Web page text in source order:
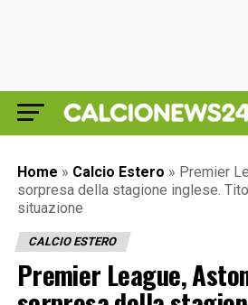
Home » Calcio Estero » Premier
sorpresa della stagione inglese.
situazione
CALCIO ESTERO
Premier League,